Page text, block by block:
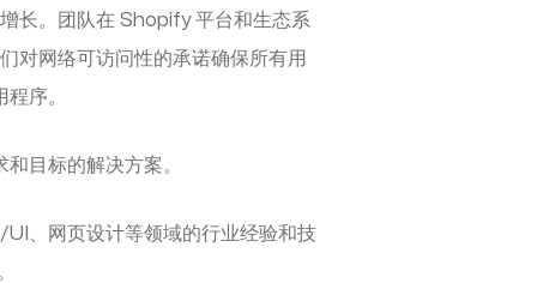
长。团队在 Shopify 平台和生态系
对网络可访问性的承诺确保所有用
序。
目标的解决方案。
、网页设计等领域的行业经验和技